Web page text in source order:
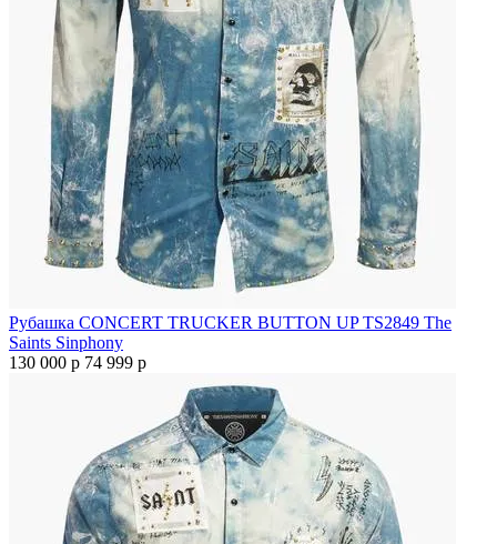
Рубашка CONCERT TRUCKER BUTTON UP TS2849 The
Saints Sinphony
130 000 р 74 999 р